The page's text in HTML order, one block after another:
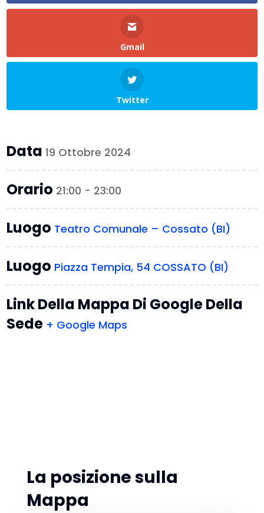
Gmail
Twitter
Data19 Ottobre 2024
Orario 21:00 - 23:00
Luogo Teatro Comunale – Cossato (BI)
Luogo Piazza Tempia, 54 COSSATO (BI)
Link Della Mappa Di Google Della
Sede + Google Maps
La posizione sulla
Mappa